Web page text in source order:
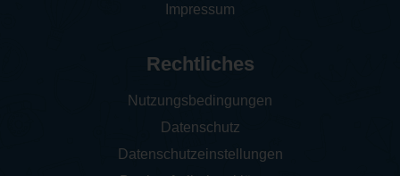
Impressum
Rechtliches
Nutzungsbedingungen
Datenschutz
Datenschutzeinstellungen